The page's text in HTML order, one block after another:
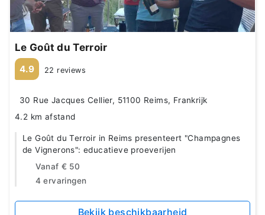
Le Goût du Terroir
4.9 22 reviews
30 Rue Jacques Cellier, 51100 Reims, Frankrijk
4.2 km afstand
Le Goût du Terroir in Reims presenteert "Champagnes
de Vignerons": educatieve proeverijen
Vanaf € 50
4 ervaringen
Bekijk beschikbaarheid